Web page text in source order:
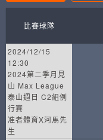
比賽球隊
2024/12/15
12:30
2024第二季月見
山 Max League
泰山週日 C2組例
行賽
准者體育X河馬先
生